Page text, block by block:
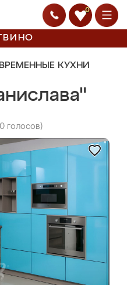
0
КУХНИ
0 голосов)